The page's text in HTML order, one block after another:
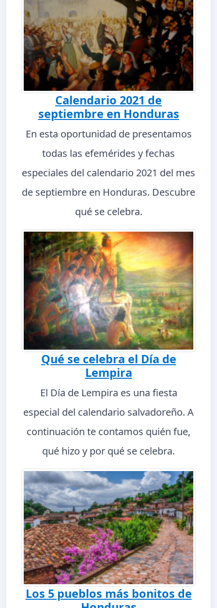
Calendario 2021 de
septiembre en Honduras
En esta oportunidad de presentamos
todas las efemérides y fechas
especiales del calendario 2021 del mes
de septiembre en Honduras. Descubre
qué se celebra.
Qué se celebra el Día de
Lempira
El Día de Lempira es una fiesta
especial del calendario salvadoreño. A
continuación te contamos quién fue,
qué hizo y por qué se celebra.
Los 5 pueblos más bonitos de